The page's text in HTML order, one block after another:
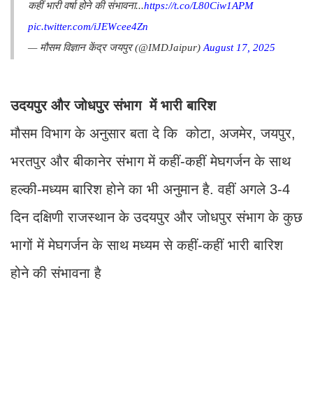
कहीं भारी वर्षा होने की संभावना...https://t.co/L80Ciw1APM
pic.twitter.com/iJEWcee4Zn
— मौसम विज्ञान केंद्र जयपुर (@IMDJaipur)August 17, 2025
उदयपुर और जोधपुर संभाग में भारी बारिश
मौसम विभाग के अनुसार बता दे कि कोटा, अजमेर, जयपुर,
भरतपुर और बीकानेर संभाग में कहीं-कहीं मेघगर्जन के साथ
हल्की-मध्यम बारिश होने का भी अनुमान है. वहीं अगले 3-4
दिन दक्षिणी राजस्थान के उदयपुर और जोधपुर संभाग के कुछ
भागों में मेघगर्जन के साथ मध्यम से कहीं-कहीं भारी बारिश
होने की संभावना है